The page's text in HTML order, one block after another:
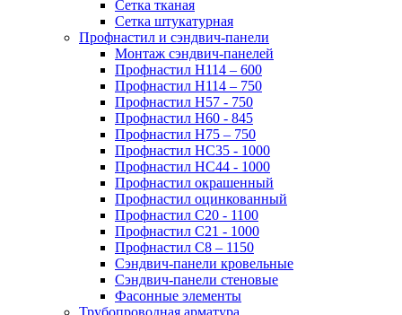
Сетка тканая
Сетка штукатурная
Профнастил и сэндвич-панели
Монтаж сэндвич-панелей
Профнастил Н114 – 600
Профнастил Н114 – 750
Профнастил Н57 - 750
Профнастил Н60 - 845
Профнастил Н75 – 750
Профнастил НС35 - 1000
Профнастил НС44 - 1000
Профнастил окрашенный
Профнастил оцинкованный
Профнастил С20 - 1100
Профнастил С21 - 1000
Профнастил С8 – 1150
Сэндвич-панели кровельные
Сэндвич-панели стеновые
Фасонные элементы
Трубопроводная арматура